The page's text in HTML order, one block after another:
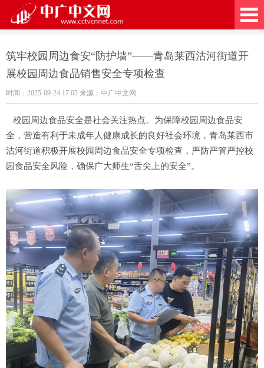
筑牢校园周边食安“防护墙”——青岛莱西沽河街道开
展校园周边食品销售安全专项检查
时间：2025-09-24 17:05 来源：中广中文网
校园周边食品安全是社会关注热点。为保障校园周边食品安
全，营造有利于未成年人健康成长的良好社会环境，青岛莱西市
沽河街道积极开展校园周边食品安全专项检查，严防严管严控校
园食品安全风险，确保广大师生“舌尖上的安全”。